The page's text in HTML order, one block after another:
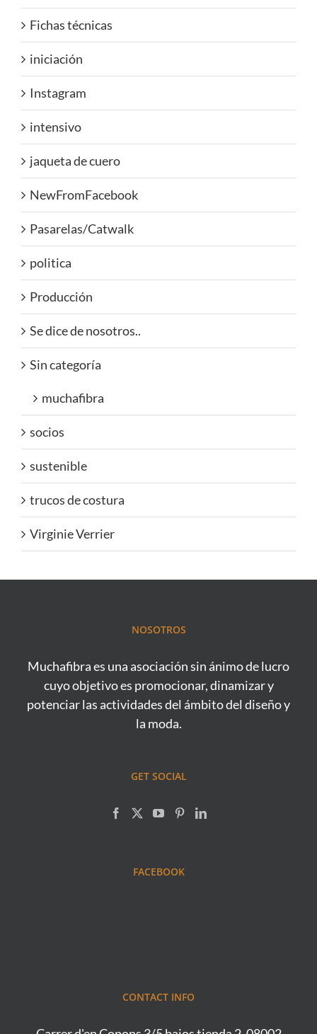
Fichas técnicas
iniciación
Instagram
intensivo
jaqueta de cuero
NewFromFacebook
Pasarelas/Catwalk
politica
Producción
Se dice de nosotros..
Sin categoría
muchafibra
socios
sustenible
trucos de costura
Virginie Verrier
NOSOTROS
Muchafibra es una asociación sin ánimo de lucro
cuyo objetivo es promocionar, dinamizar y
potenciar las actividades del ámbito del diseño y
la moda.
GET SOCIAL
FACEBOOK
CONTACT INFO